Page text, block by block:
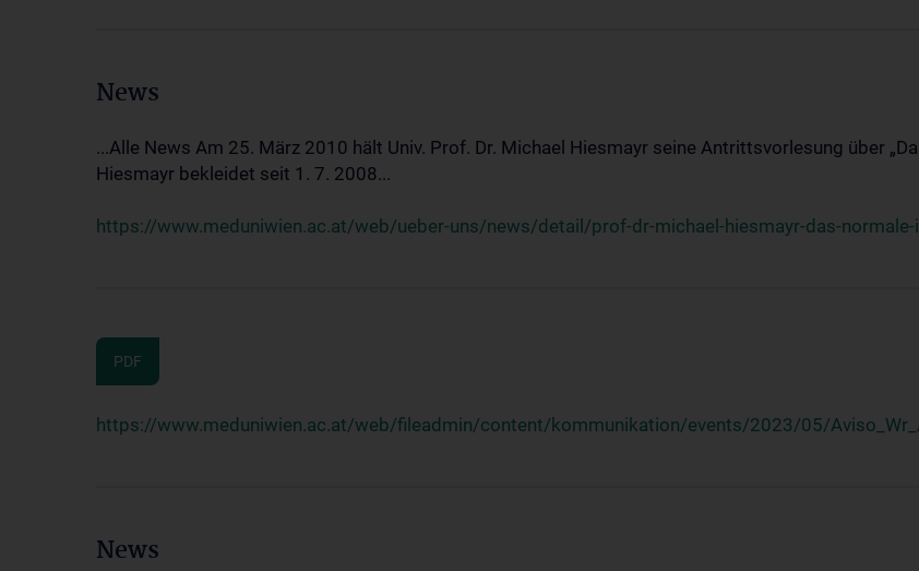
News
...Alle News Am 25. März 2010 hält Univ. Prof. Dr. Michael Hiesmayr seine Antrittsvorlesung über
Hiesmayr bekleidet seit 1. 7. 2008...
https://www.meduniwien.ac.at/web/ueber-uns/news/detail/prof-dr-michael-hiesmayr-das-
PDF
https://www.meduniwien.ac.at/web/fileadmin/content/kommunikation/events/2023/05/
News